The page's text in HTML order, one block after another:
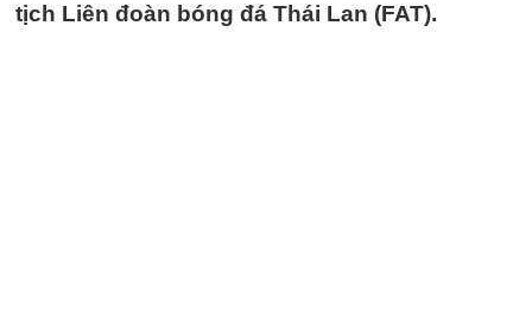
tịch Liên đoàn bóng đá Thái Lan (FAT).